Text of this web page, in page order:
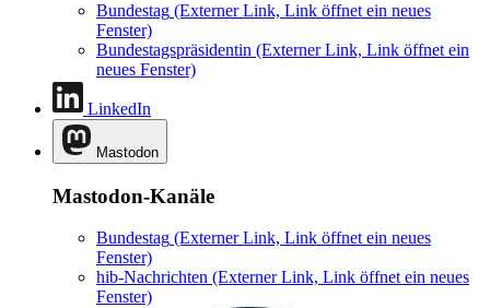
Bundestag (Externer Link, Link öffnet ein neues
Fenster)
Bundestagspräsidentin (Externer Link, Link öffnet ein
neues Fenster)
LinkedIn
Mastodon
Mastodon-Kanäle
Bundestag (Externer Link, Link öffnet ein neues
Fenster)
hib-Nachrichten (Externer Link, Link öffnet ein neues
Fenster)